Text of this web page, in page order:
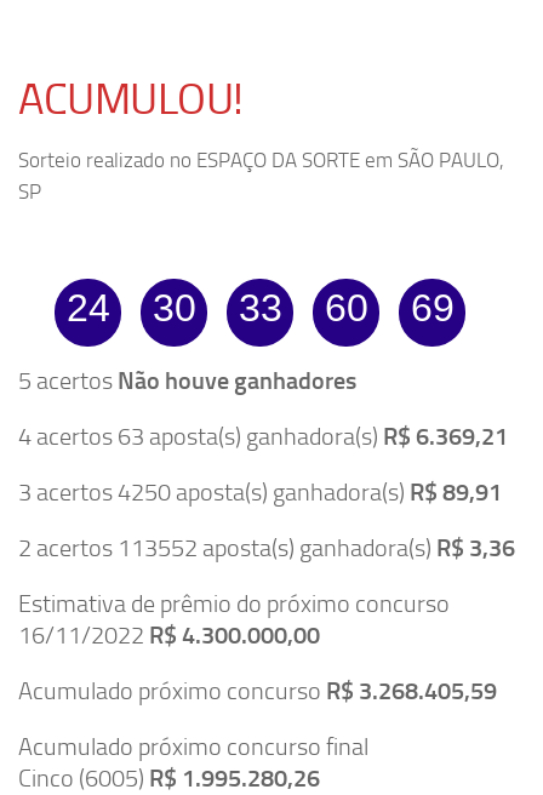
ACUMULOU!
Sorteio realizado no ESPAÇO DA SORTE em SÃO PAULO,
SP
24 30 33 60 69
5 acertos Não houve ganhadores
4 acertos 63 aposta(s) ganhadora(s) R$ 6.369,21
3 acertos 4250 aposta(s) ganhadora(s) R$ 89,91
2 acertos 113552 aposta(s) ganhadora(s) R$ 3,36
Estimativa de prêmio do próximo concurso
16/11/2022 R$ 4.300.000,00
Acumulado próximo concurso R$ 3.268.405,59
Acumulado próximo concurso final
Cinco (6005) R$ 1.995.280,26